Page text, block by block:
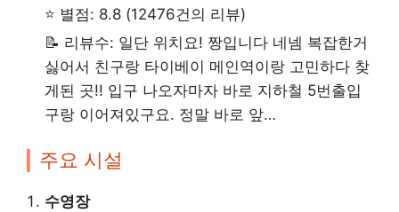
⭐ 별점: 8.8 (12476건의 리뷰)
📝 리뷰수: 일단 위치요! 짱입니다 네넴 복잡한거
싫어서 친구랑 타이베이 메인역이랑 고민하다 찾
게된 곳!! 입구 나오자마자 바로 지하철 5번출입
구랑 이어져있구요. 정말 바로 앞…
주요 시설
수영장